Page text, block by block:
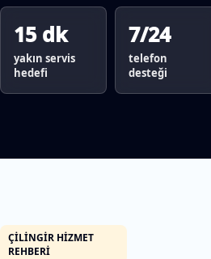
15 dk
yakın servis
hedefi
7/24
telefon
desteği
ÇILINGIR HIZMET
REHBERI